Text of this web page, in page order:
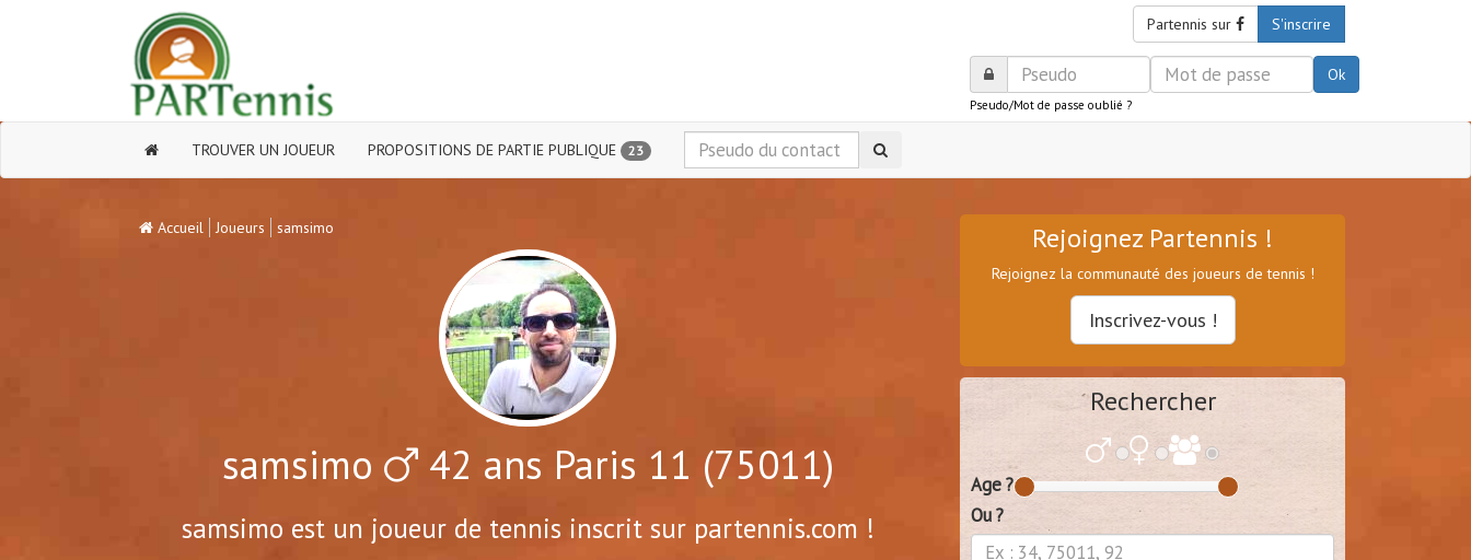
Partennis sur S'inscrire
Ok
Pseudo/Mot de passe oublié ?
TROUVER UN JOUEUR PROPOSITIONS DE PARTIE PUBLIQUE 23
Accueil Joueurs samsimo
samsimo 42 ans Paris 11 (75011)
samsimo est un joueur de tennis inscrit sur partennis.com !
Rejoignez Partennis !
Rejoignez la communauté des joueurs de tennis !
Inscrivez-vous !
Rechercher
Age ?
Ou ?